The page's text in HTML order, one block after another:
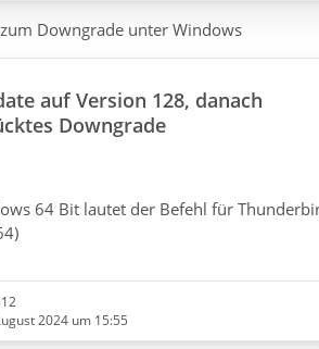
(jedenfalls kam da nichts…
Downgrade unter Windows
auf Version 128, danach
Downgrade
64 Bit lautet der Befehl für
Files\Mozilla
-ProfileManager -
2024 um 15:55